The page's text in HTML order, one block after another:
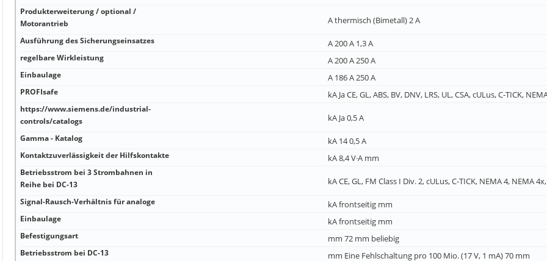
Produkterweiterung / optional /
Motorantrieb
A thermisch (Bimetall) 2 A
Ausführung des Sicherungseinsatzes A 200 A 1,3 A
regelbare Wirkleistung A 200 A 250 A
Einbaulage A 186 A 250 A
PROFIsafe kA Ja CE, GL, ABS, BV, DNV, LRS, UL, CSA, cULus, C-TICK,
https://www.siemens.de/industrial-
controls/catalogs
kA Ja 0,5 A
Gamma - Katalog kA 14 0,5 A
Kontaktzuverlässigkeit der Hilfskontakte kA 8,4 V·A mm
Betriebsstrom bei 3 Strombahnen in
Reihe bei DC-13
kA CE, GL, FM Class I Div. 2, cULus, C-TICK, NEMA 4, NEMA 4x,
Signal-Rausch-Verhältnis für analoge kA frontseitig mm
Einbaulage kA frontseitig mm
Befestigungsart mm 72 mm beliebig
Betriebsstrom bei DC-13 mm Eine Fehlschaltung pro 100 Mio. (17 V, 1 mA) 70 mm